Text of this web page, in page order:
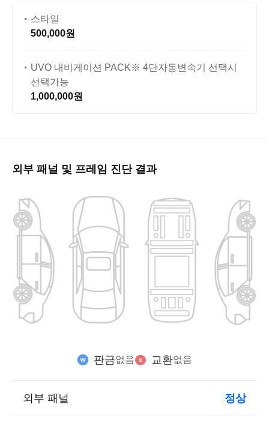
스타일
500,000원
UVO 내비게이션 PACK※ 4단자동변속기 선택시
선택가능
1,000,000원
외부 패널 및 프레임 진단 결과
판금없음 교환없음
외부 패널 정상